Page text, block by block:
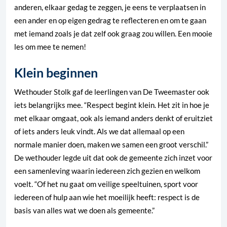
anderen, elkaar gedag te zeggen, je eens te verplaatsen in
een ander en op eigen gedrag te reflecteren en om te gaan
met iemand zoals je dat zelf ook graag zou willen. Een mooie
les om mee te nemen!
Klein beginnen
Wethouder Stolk gaf de leerlingen van De Tweemaster ook
iets belangrijks mee. “Respect begint klein. Het zit in hoe je
met elkaar omgaat, ook als iemand anders denkt of eruitziet
of iets anders leuk vindt. Als we dat allemaal op een
normale manier doen, maken we samen een groot verschil.”
De wethouder legde uit dat ook de gemeente zich inzet voor
een samenleving waarin iedereen zich gezien en welkom
voelt. “Of het nu gaat om veilige speeltuinen, sport voor
iedereen of hulp aan wie het moeilijk heeft: respect is de
basis van alles wat we doen als gemeente.”